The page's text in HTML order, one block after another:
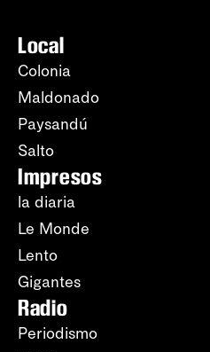
Local
Colonia
Maldonado
Paysandú
Salto
Impresos
la diaria
Le Monde
Lento
Gigantes
Radio
Periodismo